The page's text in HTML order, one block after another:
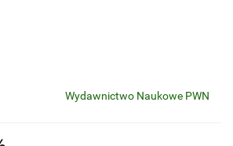
Wydawnictwo Naukowe PWN